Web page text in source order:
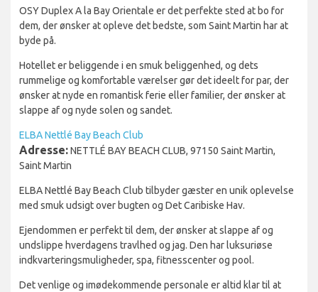
OSY Duplex A la Bay Orientale er det perfekte sted at bo for
dem, der ønsker at opleve det bedste, som Saint Martin har at
byde på.
Hotellet er beliggende i en smuk beliggenhed, og dets
rummelige og komfortable værelser gør det ideelt for par, der
ønsker at nyde en romantisk ferie eller familier, der ønsker at
slappe af og nyde solen og sandet.
ELBA Nettlé Bay Beach Club
Adresse:NETTLÉ BAY BEACH CLUB, 97150 Saint Martin,
Saint Martin
ELBA Nettlé Bay Beach Club tilbyder gæster en unik oplevelse
med smuk udsigt over bugten og Det Caribiske Hav.
Ejendommen er perfekt til dem, der ønsker at slappe af og
undslippe hverdagens travlhed og jag. Den har luksuriøse
indkvarteringsmuligheder, spa, fitnesscenter og pool.
Det venlige og imødekommende personale er altid klar til at